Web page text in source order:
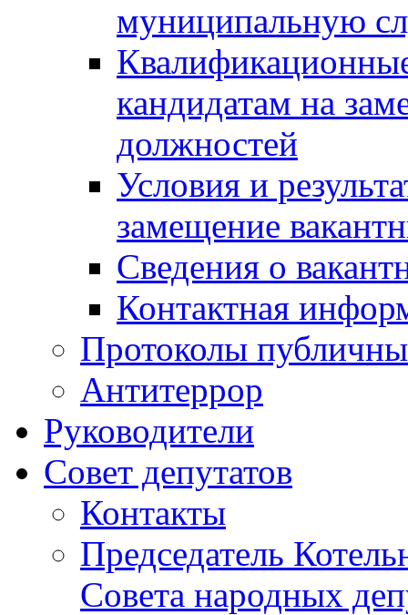
муниципальную
кандидатам на
должностей
Условия и
замещение
Сведения о
Контактная
Протоколы
Антитеррор
Руководители
Совет депутатов
Контакты
Председатель
Совета народных